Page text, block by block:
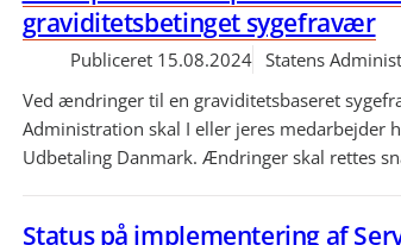
graviditetsbetinget sygefravær
Publiceret 15.08.2024 Statens
Ved ændringer til en graviditetsbaseret
Administration skal I eller jeres medarbejder
Udbetaling Danmark. Ændringer skal rettes
Status på implementering af